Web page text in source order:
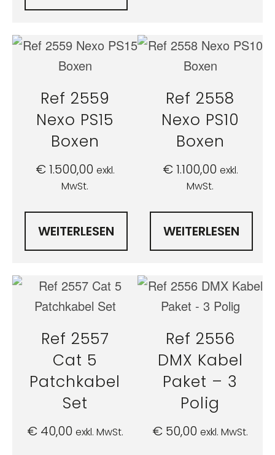
Ref 2559
Nexo PS15
Boxen
€1.500,00 exkl.
MwSt.
WEITERLESEN
Ref 2558
Nexo PS10
Boxen
€1.100,00 exkl.
MwSt.
WEITERLESEN
Ref 2557
Cat 5
Patchkabel
Set
€40,00 exkl. MwSt.
Ref 2556
DMX Kabel
Paket – 3
Polig
€ 50,00 exkl. MwSt.